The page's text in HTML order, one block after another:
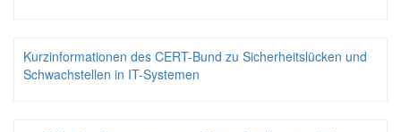
Kurzinformationen des CERT-Bund zu Sicherheitslücken und
Schwachstellen in IT-Systemen